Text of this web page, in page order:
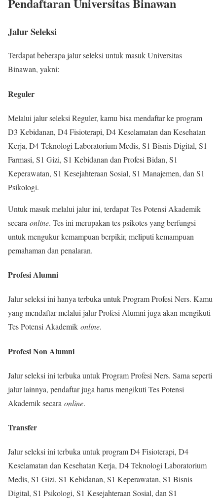
Jalur Seleksi
Terdapat beberapa jalur seleksi untuk masuk Universitas
Binawan, yakni:
Reguler
Melalui jalur seleksi Reguler, kamu bisa mendaftar ke program
D3 Kebidanan, D4 Fisioterapi, D4 Keselamatan dan Kesehatan
Kerja, D4 Teknologi Laboratorium Medis, S1 Bisnis Digital, S1
Farmasi, S1 Gizi, S1 Kebidanan dan Profesi Bidan, S1
Keperawatan, S1 Kesejahteraan Sosial, S1 Manajemen, dan S1
Psikologi.
Untuk masuk melalui jalur ini, terdapat Tes Potensi Akademik
secara online. Tes ini merupakan tes psikotes yang berfungsi
untuk mengukur kemampuan berpikir, meliputi kemampuan
pemahaman dan penalaran.
Profesi Alumni
Jalur seleksi ini hanya terbuka untuk Program Profesi Ners. Kamu
yang mendaftar melalui jalur Profesi Alumni juga akan mengikuti
Tes Potensi Akademik online.
Profesi Non Alumni
Jalur seleksi ini terbuka untuk Program Profesi Ners. Sama seperti
jalur lainnya, pendaftar juga harus mengikuti Tes Potensi
Akademik secara online.
Transfer
Jalur seleksi ini terbuka untuk program D4 Fisioterapi, D4
Keselamatan dan Kesehatan Kerja, D4 Teknologi Laboratorium
Medis, S1 Gizi, S1 Kebidanan, S1 Keperawatan, S1 Bisnis
Digital, S1 Psikologi, S1 Kesejahteraan Sosial, dan S1